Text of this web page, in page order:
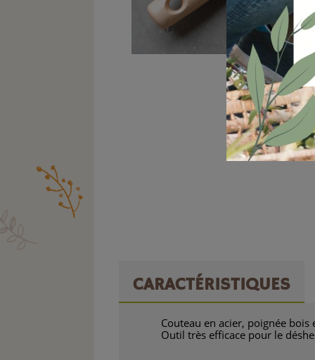
CARACTÉRISTIQUES
Couteau en acier, poignée
Outil très efficace pour le